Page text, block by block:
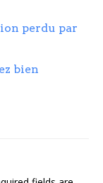
perdu par
bien